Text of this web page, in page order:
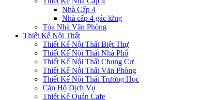
Nhà Cấp 4
Nhà cấp 4 gác lửng
Tòa Nhà Văn Phòng
Thiết Kế Nội Thất
Thiết Kế Nội Thất Biệt Thự
Thiết Kế Nội Thất Nhà Phố
Thiết Kế Nội Thất Chung Cư
Thiết Kế Nội Thất Văn Phòng
Thiết Kế Nội Thất Trường Học
Căn Hộ Dịch Vụ
Thiết Kế Quán Cafe